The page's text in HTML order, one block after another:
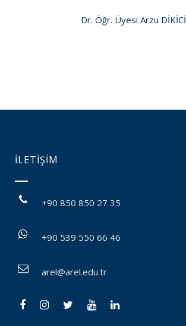
Dr. Öğr. Üyesi Arzu DİKİCİ
İLETİŞİM
+90 850 850 27 35
+90 539 550 66 46
arel@arel.edu.tr